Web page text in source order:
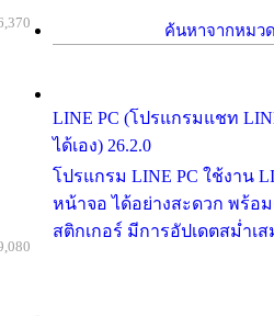
ค้นหาจากหมว
LINE PC (โปรแกรมแชท
ได้เอง) 26.2.0
โปรแกรม LINE PC ใช้งาน
หน้าจอ ได้อย่างสะดวก พร้อ
สติกเกอร์ มีการอัปเดตสม่ำเส